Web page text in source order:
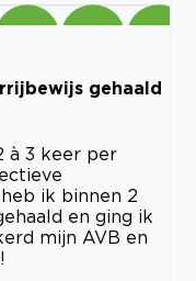
gehaald
à 3 keer per
ik binnen 2
en ging ik
mijn AVB en